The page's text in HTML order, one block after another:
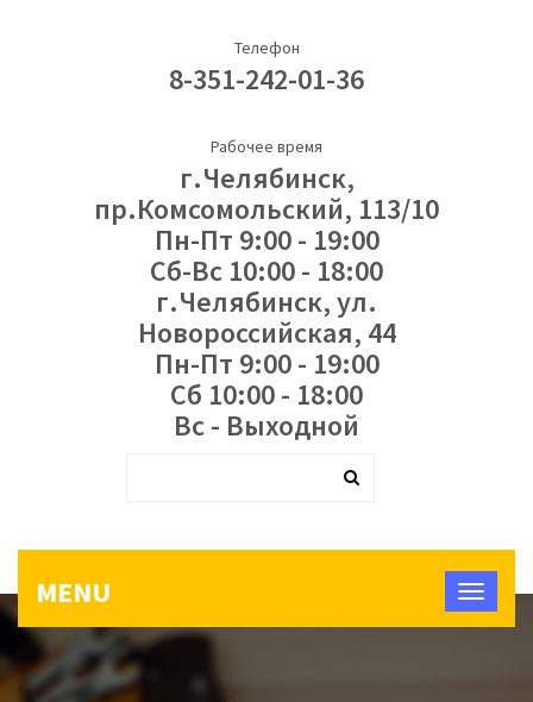
Телефон
8-351-242-01-36
Рабочее время
г.Челябинск,
пр.Комсомольский, 113/10
Пн-Пт 9:00 - 19:00
Сб-Вс 10:00 - 18:00
г.Челябинск, ул.
Новороссийская, 44
Пн-Пт 9:00 - 19:00
Сб 10:00 - 18:00
Вс - Выходной
MENU